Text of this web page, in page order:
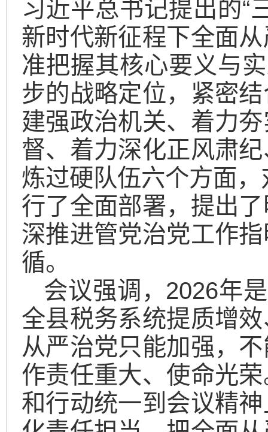
习近平总书记提出的“
新时代新征程下全面
准把握其核心要义与
步的战略定位，紧密
建强政治机关、着力
督、着力深化正风肃
炼过硬队伍六个方面
行了全面部署，提出
深推进管党治党工作
循。
会议强调，2026年
全县税务系统提质增
从严治党只能加强，
作责任重大、使命光
和行动统一到会议精